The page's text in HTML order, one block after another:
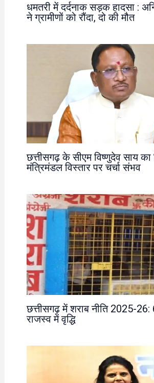
धमतरी में दर्दनाक सड़क हादसा :
ने ग्रामीणों को रौंदा, दो की मौत
छत्तीसगढ़ के सीएम विष्णुदेव साय का
मंत्रिमंडल विस्तार पर चर्चा संभव
छत्तीसगढ़ में शराब नीति 2025-
राजस्व में वृद्धि